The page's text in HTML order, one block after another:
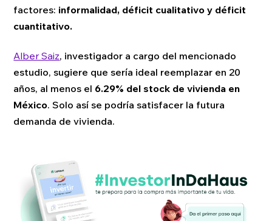
factores: informalidad, déficit cualitativo y déficit
cuantitativo.
Alber Saiz, investigador a cargo del mencionado
estudio, sugiere que sería ideal reemplazar en 20
años, al menos el 6.29% del stock de vivienda en
México. Solo así se podría satisfacer la futura
demanda de vivienda.